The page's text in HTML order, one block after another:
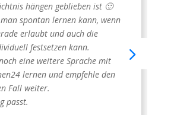
hängen geblieben ist 🙂
spontan lernen kann, wenn
erlaubt und auch die
festsetzen kann.
eine weitere Sprache mit
lernen und empfehle den
Fall weiter.
passt.